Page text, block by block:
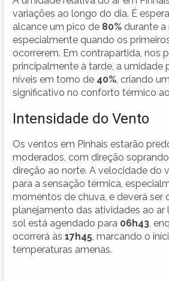
variações ao longo do dia. É
alcance um pico de 80% durante a
especialmente quando os
ocorrerem. Em contrapartida, nos
principalmente à tarde, a umidade
níveis em torno de 40% , criando
significativo no conforto térmico
Intensidade do Vento
Os ventos em Pinhais estarão
moderados, com direção
direção ao norte. A velocidade do
para a sensação térmica,
momentos de chuva, e deverá ser
planejamento das atividades ao ar
sol está agendado para 06h43 ,
ocorrerá às 17h45 , marcando o
temperaturas amenas.